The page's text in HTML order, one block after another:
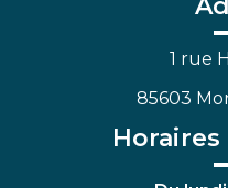
1 rue
85603